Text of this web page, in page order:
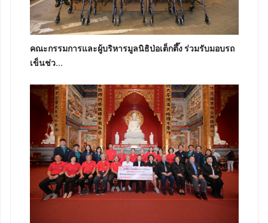
คณะกรรมการและผู้บริหารมูลนิธิป่อเต็กตึ๊ง ร่วมรับมอบรถ
เข็นช่ว...